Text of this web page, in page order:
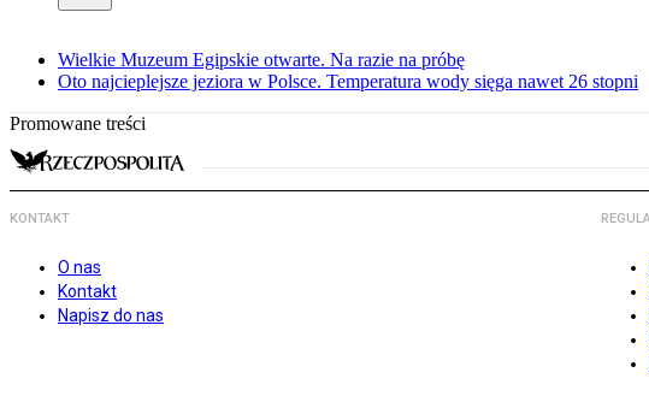
Wielkie Muzeum Egipskie otwarte. Na razie na próbę
Oto najcieplejsze jeziora w Polsce. Temperatura wody sięga nawet 26 stopni
Promowane treści
KONTAKT
O nas
Kontakt
Napisz do nas